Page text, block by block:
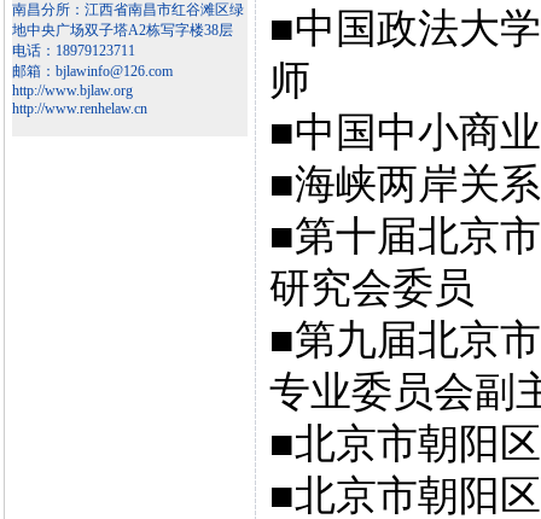
南昌分所：江西省南昌市红谷滩区绿
地中央广场双子塔A2栋写字楼38层
电话：18979123711
邮箱：bjlawinfo@126.com
http://www.bjlaw.org
http://www.renhelaw.cn
■中国政法大
师
■中国中小商
■海峡两岸关
■第十届北京
研究会委员
■第九届北京
专业委员会副
■北京市朝阳
■北京市朝阳